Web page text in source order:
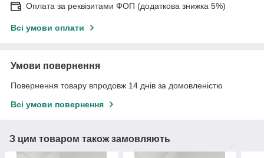
Оплата за реквізитами ФОП (додаткова знижка 5%)
Всі умови оплати
Умови повернення
Повернення товару впродовж 14 днів за домовленістю
Всі умови повернення
З цим товаром також замовляють